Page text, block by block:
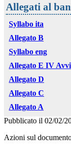
Allegati al
Syllabo ita
Allegato B
Syllabo eng
Allegato E IV
Allegato D
Allegato C
Allegato A
Pubblicato il 02/02/
Azioni sul